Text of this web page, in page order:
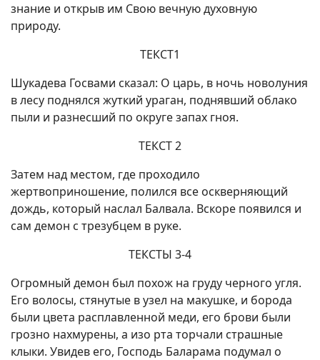
знание и открыв им Свою вечную духовную
природу.
ТЕКСТ1
Шукадева Госвами сказал: О царь, в ночь новолуния
в лесу поднялся жуткий ураган, поднявший облако
пыли и разнесший по округе запах гноя.
ТЕКСТ 2
Затем над местом, где проходило
жертвоприношение, полился все оскверняющий
дождь, который наслал Балвала. Вскоре появился и
сам демон с трезубцем в руке.
ТЕКСТЫ 3-4
Огромный демон был похож на груду черного угля.
Его волосы, стянутые в узел на макушке, и борода
были цвета расплавленной меди, его брови были
грозно нахмурены, а изо рта торчали страшные
клыки. Увидев его, Господь Баларама подумал о